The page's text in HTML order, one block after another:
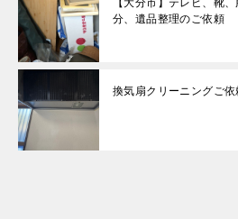
【大分市】テレビ、靴
分、遺品整理のご依頼
換気扇クリーニングご